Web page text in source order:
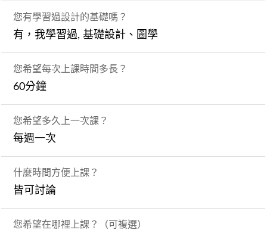
您有學習過設計的基礎嗎？
有，我學習過, 基礎設計、圖學
您希望每次上課時間多長？
60分鐘
您希望多久上一次課？
每週一次
什麼時間方便上課？
皆可討論
您希望在哪裡上課？（可複選）